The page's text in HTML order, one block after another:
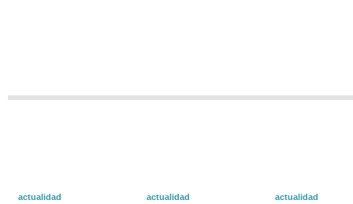
actualidad
actualidad
actualidad